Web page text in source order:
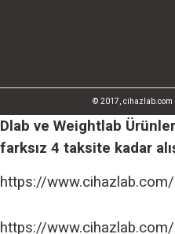
© 2017, cihazlab.com
Dlab ve Weightlab
farksız 4 taksite kadar
https://
https://